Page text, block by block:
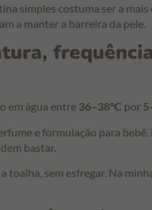
simples costuma ser a
a manter a barreira da pele.
em água entre 36–38°C por
e formulação para
bastar.
toalha, sem esfregar. Na